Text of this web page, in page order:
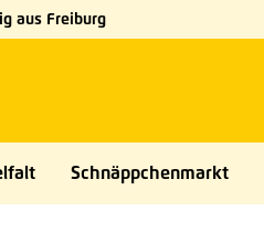
aus Freiburg
Schnäppchenmarkt